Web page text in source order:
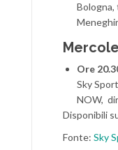
Bologna,
Ore
Sky
NOW,
Disponibili
Fonte: Sky